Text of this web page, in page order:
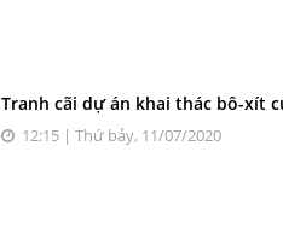
Tranh cãi dự án khai thác bô-xít
12:15 | Thứ bảy, 11/07/2020